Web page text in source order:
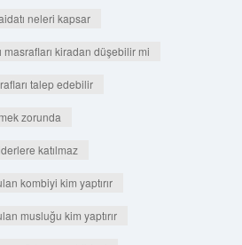
neleri kapsar
masrafları kiradan düşebilir mi
talep edebilir
zorunda
katılmaz
kombiyi kim yaptırır
musluğu kim yaptırır